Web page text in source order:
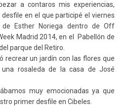
a contaros mis experiencias,
en el que participé el viernes
Esther Noriega dentro de Off
Madrid 2014, en el Pabellón de
parque del Retiro.
recrear un jardín con las flores que
rosaleda de la casa de José
muy emocionadas ya que
primer desfile en Cibeles.